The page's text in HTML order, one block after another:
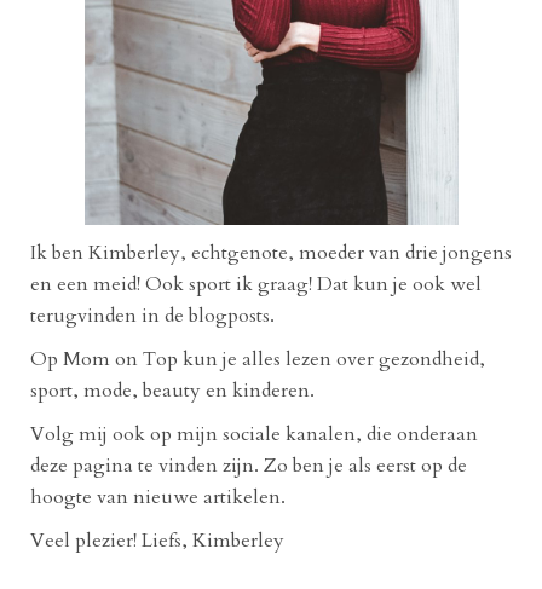
Ik ben Kimberley, echtgenote, moeder van drie jongens
en een meid! Ook sport ik graag! Dat kun je ook wel
terugvinden in de blogposts.
Op Mom on Top kun je alles lezen over gezondheid,
sport, mode, beauty en kinderen.
Volg mij ook op mijn sociale kanalen, die onderaan
deze pagina te vinden zijn. Zo ben je als eerst op de
hoogte van nieuwe artikelen.
Veel plezier! Liefs, Kimberley